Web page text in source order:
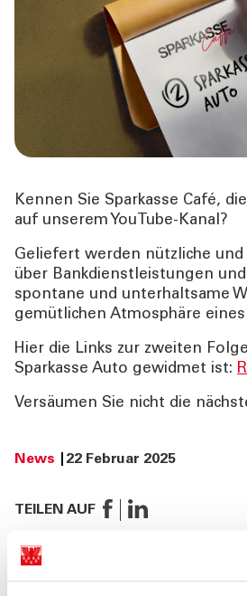
KONTAKT
Kennen Sie Sparkasse Café,
auf unserem YouTube-Kanal?
Geliefert werden nützliche
über Bankdienstleistungen
spontane und unterhaltsame
gemütlichen Atmosphäre eines
Hier die Links zur zweiten
Sparkasse Auto gewidmet ist:
Versäumen Sie nicht die
News 22 Februar 2025
TEILEN AUF